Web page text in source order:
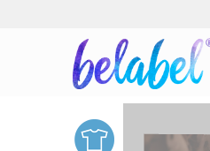
Dárky pro..
Dárky pro maminku